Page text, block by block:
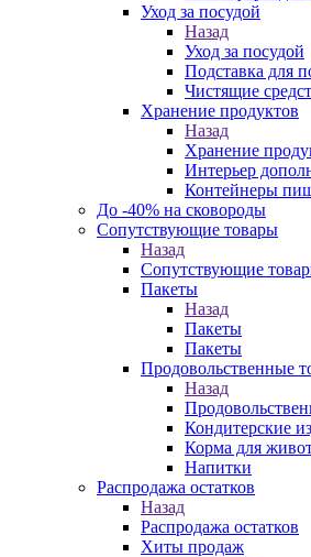
Уход за посудой
Назад
Уход за посудой
Подставка для
Чистящие
Хранение продуктов
Назад
Хранение
Интерьер
Контейнеры
До -40% на сковороды
Сопутствующие товары
Назад
Сопутствующие
Пакеты
Назад
Пакеты
Пакеты
Продовольственные
Назад
Кондитерские
Корма для
Напитки
Распродажа остатков
Назад
Распродажа остатков
Хиты продаж